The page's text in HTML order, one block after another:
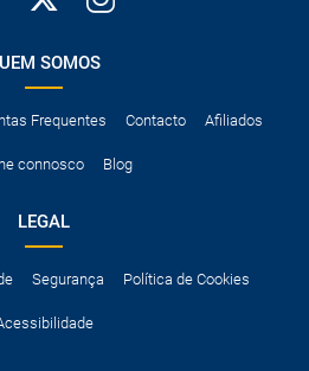
SOMOS
Frequentes Contacto Afiliados
connosco Blog
LEGAL
Segurança Política de Cookies